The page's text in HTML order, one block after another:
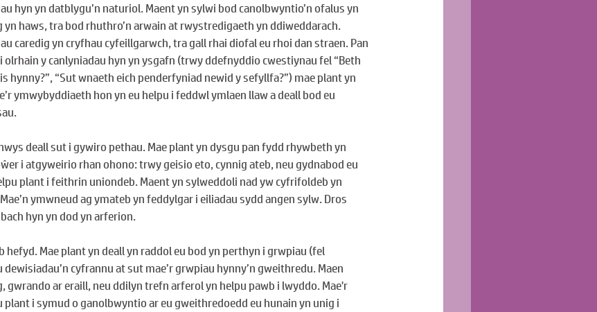
hyn yn datblygu’n naturiol. Maent yn sylwi bod canolbwyntio’n ofalus yn
haws, tra bod rhuthro’n arwain at rwystredigaeth yn ddiweddarach.
caredig yn cryfhau cyfeillgarwch, tra gall rhai diofal eu rhoi dan straen. Pan
y canlyniadau hyn yn ysgafn (trwy ddefnyddio cwestiynau fel “Beth
hynny?”, “Sut wnaeth eich penderfyniad newid y sefyllfa?”) mae plant yn
ymwybyddiaeth hon yn eu helpu i feddwl ymlaen llaw a deall bod eu
deall sut i gywiro pethau. Mae plant yn dysgu pan fydd rhywbeth yn
i atgyweirio rhan ohono: trwy geisio eto, cynnig ateb, neu gydnabod eu
plant i feithrin uniondeb. Maent yn sylweddoli nad yw cyfrifoldeb yn
ymwneud ag ymateb yn feddylgar i eiliadau sydd angen sylw. Dros
hyn yn dod yn arferion.
Mae plant yn deall yn raddol eu bod yn perthyn i grwpiau (fel
cyfrannu at sut mae’r grwpiau hynny’n gweithredu. Maen
gwrando ar eraill, neu ddilyn trefn arferol yn helpu pawb i lwyddo. Mae'r
i symud o ganolbwyntio ar eu gweithredoedd eu hunain yn unig i